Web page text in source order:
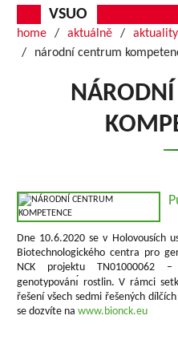
VSUO
home aktuálně
aktuality
národní centrum
Dne 10.6.2020 se v Holovousích
Biotechnologického centra pro
NCK projektu TN01000062
genotypovánı́ rostlin. V rámci
řešení všech sedmi řešených
se dozvíte nawww.bionck.eu